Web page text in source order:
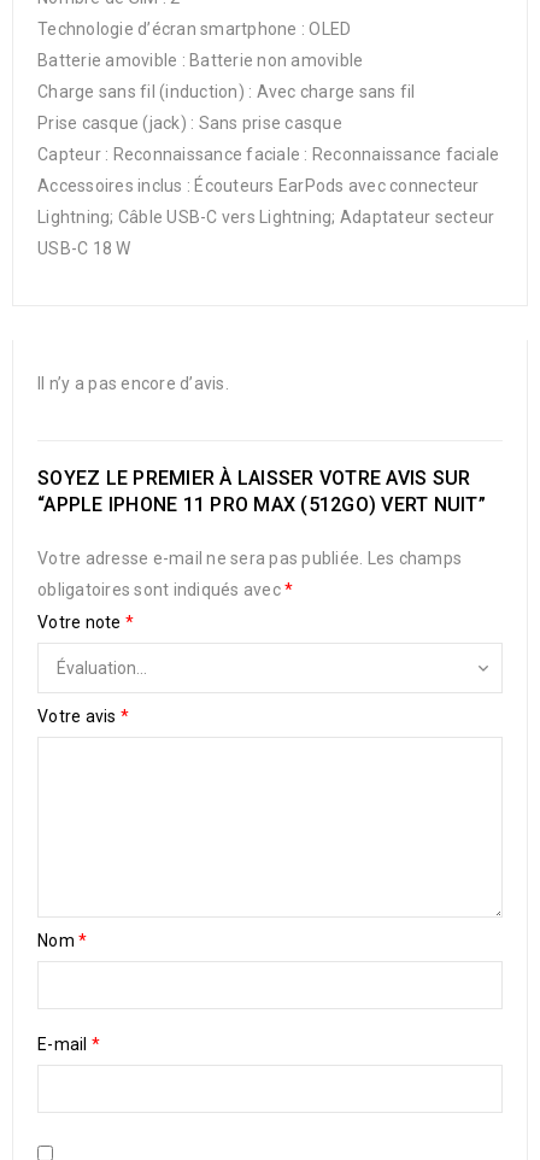
Technologie d’écran smartphone : OLED
Batterie amovible : Batterie non amovible
Charge sans fil (induction) : Avec charge sans fil
Prise casque (jack) : Sans prise casque
Capteur : Reconnaissance faciale : Reconnaissance faciale
Accessoires inclus : Écouteurs EarPods avec connecteur
Lightning; Câble USB-C vers Lightning; Adaptateur secteur
USB-C 18 W
Il n’y a pas encore d’avis.
SOYEZ LE PREMIER À LAISSER VOTRE AVIS SUR
“APPLE IPHONE 11 PRO MAX (512GO) VERT NUIT”
Votre adresse e-mail ne sera pas publiée.
Les champs
obligatoires sont indiqués avec*
Votre note *
Votre avis *
Nom *
E-mail *